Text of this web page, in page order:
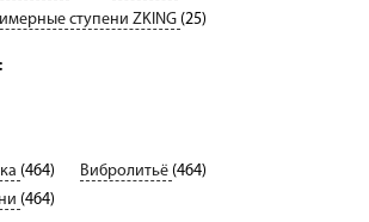
ступени ZKING (25)
(464) Вибролитьё (464)
(464)